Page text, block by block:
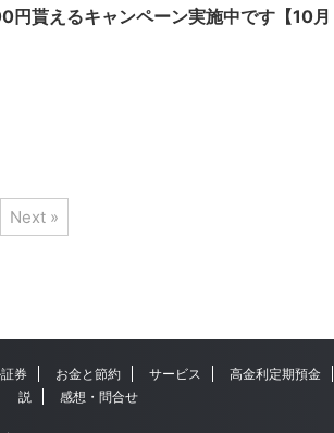
貰えるキャンペーン実施中です【10月
Next »
券 お金と節約 サービス 高金利定期預金
説
感想・問合せ